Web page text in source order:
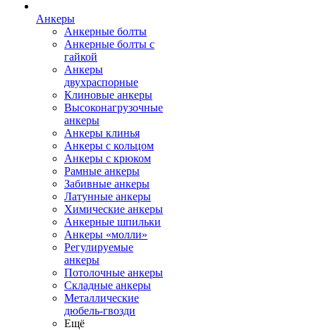
Анкеры
Анкерные болты
Анкерные болты с
гайкой
Анкеры
двухраспорные
Клиновые анкеры
Высоконагрузочные
анкеры
Анкеры клинья
Анкеры с кольцом
Анкеры с крюком
Рамные анкеры
Забивные анкеры
Латунные анкеры
Химические анкеры
Анкерные шпильки
Анкеры «молли»
Регулируемые
анкеры
Потолочные анкеры
Складные анкеры
Металлические
дюбель-гвозди
Ещё